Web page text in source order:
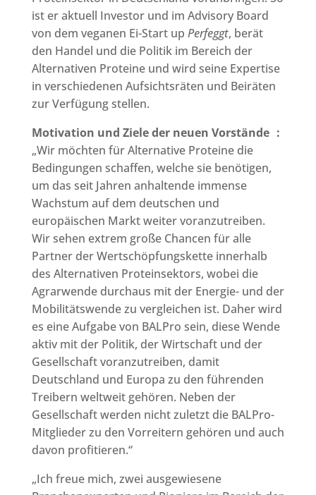
ist er aktuell Investor und im Advisory Board
von dem veganen Ei-Start up Perfeggt, berät
den Handel und die Politik im Bereich der
Alternativen Proteine und wird seine Expertise
in verschiedenen Aufsichtsräten und Beiräten
zur Verfügung stellen.
Motivation und Ziele der neuen Vorstände :
„Wir möchten für Alternative Proteine die
Bedingungen schaffen, welche sie benötigen,
um das seit Jahren anhaltende immense
Wachstum auf dem deutschen und
europäischen Markt weiter voranzutreiben.
Wir sehen extrem große Chancen für alle
Partner der Wertschöpfungskette innerhalb
des Alternativen Proteinsektors, wobei die
Agrarwende durchaus mit der Energie- und der
Mobilitätswende zu vergleichen ist. Daher wird
es eine Aufgabe von BALPro sein, diese Wende
aktiv mit der Politik, der Wirtschaft und der
Gesellschaft voranzutreiben, damit
Deutschland und Europa zu den führenden
Treibern weltweit gehören. Neben der
Gesellschaft werden nicht zuletzt die BALPro-
Mitglieder zu den Vorreitern gehören und auch
davon profitieren.“
„Ich freue mich, zwei ausgewiesene